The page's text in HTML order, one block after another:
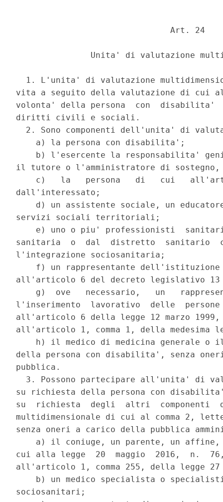
                               Art. 24
Unita' di valutazione
1. L'unita' di valutazione
vita a seguito della valutazione di cui
volonta' della persona  con
diritti civili e sociali.
2. Sono componenti dell'unita' di
    a) la persona con disabilita';
b) l'esercente la responsabilita'
il tutore o l'amministratore di
c)   la   persona   di   cui
dall'interessato;
d) un assistente sociale, un
servizi sociali territoriali;
e) uno o piu' professionisti
sanitaria  o  dal  distretto  sanitario
l'integrazione sociosanitaria;
f) un rappresentante
all'articolo 6 del decreto legislativo 13
g)  ove   necessario,   un
l'inserimento  lavorativo  delle
all'articolo 6 della legge 12 marzo
all'articolo 1, comma 1, della medesima
h) il medico di medicina generale o
della persona con disabilita', senza
pubblica.
3. Possono partecipare all'unita' di
su richiesta della persona con
su  richiesta  degli  altri  componenti
multidimensionale di cui al comma 2,
senza oneri a carico della pubblica
a) il coniuge, un parente, un
cui alla legge  20  maggio  2016,  n.
all'articolo 1, comma 255, della legge 27
b) un medico specialista o
sociosanitari;